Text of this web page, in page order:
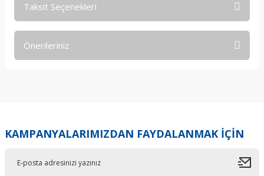
Taksit Seçenekleri
Önerileriniz
Ürün resmi kalitesiz, bozuk veya görüntülenemiyor.
KAMPANYALARIMIZDAN FAYDALANMAK İÇİN